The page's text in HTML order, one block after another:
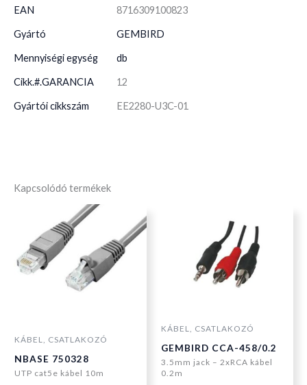
EAN 8716309100823
Gyártó GEMBIRD
Mennyiségi egység db
Cikk.#.GARANCIA 12
Gyártói cikkszám EE2280-U3C-01
Kapcsolódó termékek
KÁBEL, CSATLAKOZÓ
NBASE 750328
UTP cat5e kábel 10m
KÁBEL, CSATLAKOZÓ
GEMBIRD CCA-458/0.2
3.5mm jack – 2xRCA kábel
0.2m